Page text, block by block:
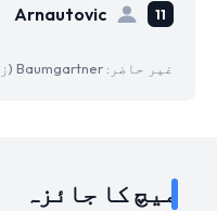
Arnautovic
غیر حاضر: Baumgartner (زخمی)
میچ کا جائزہ